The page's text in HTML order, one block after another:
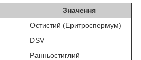
Значення
Остистий (Еритроспермум)
DSV
Ранньостиглий